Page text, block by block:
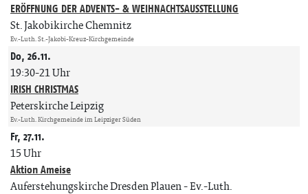
ERÖFFNUNG DER ADVENTS- & WEIHNACHTSAUSSTELLUNG
St. Jakobikirche Chemnitz
Ev.-Luth. St.-Jakobi-Kreuz-Kirchgemeinde
Do, 26.11.
19:30-21 Uhr
IRISH CHRISTMAS
Peterskirche Leipzig
Ev.-Luth. Kirchgemeinde im Leipziger Süden
Fr, 27.11.
15 Uhr
Aktion Ameise
Auferstehungskirche Dresden Plauen Ev.-Luth.